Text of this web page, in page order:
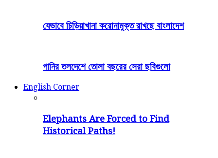
যেভাবে চিড়িয়াখানা করোনামুক্ত রাখছে বাংলাদেশ
পানির তলদেশে তোলা বছরের সেরা ছবিগুলো
English Corner
Elephants Are Forced to Find
Historical Paths!